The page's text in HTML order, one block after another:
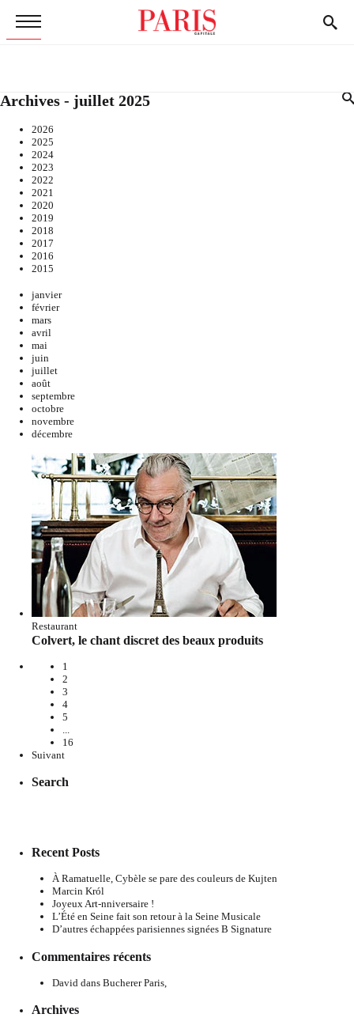
Archives - juillet 2025
2026
2025
2024
2023
2022
2021
2020
2019
2018
2017
2016
2015
janvier
février
mars
avril
mai
juin
juillet
août
septembre
octobre
novembre
décembre
Restaurant
Colvert, le chant discret des beaux produits
1
2
3
4
5
...
16
Suivant
Search
Recent Posts
À Ramatuelle, Cybèle se pare des couleurs de Kujten
Marcin Król
Joyeux Art-nniversaire !
L’Été en Seine fait son retour à la Seine Musicale
D’autres échappées parisiennes signées B Signature
Commentaires récents
David dans Bucherer Paris,
Archives